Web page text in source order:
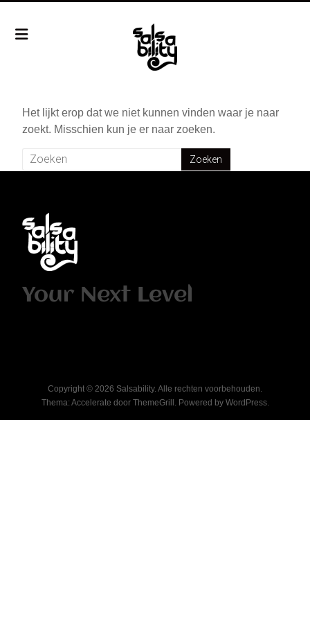
Het lijkt erop dat we niet kunnen vinden waar je naar
zoekt. Misschien kun je er naar zoeken.
Your Next Level
Copyright © 2026 Salsability. Alle rechten voorbehouden.
Thema:Accelerate door ThemeGrill. Powered by WordPress.